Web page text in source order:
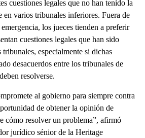
cuestiones legales que no han tenido la
en varios tribunales inferiores. Fuera de
los jueces tienden a preferir
cuestiones legales que han sido
especialmente si dichas
desacuerdos entre los tribunales de
resolverse.
al gobierno para siempre contra
de obtener la opinión de
cómo resolver un problema”, afirmó
jurídico sénior de la Heritage